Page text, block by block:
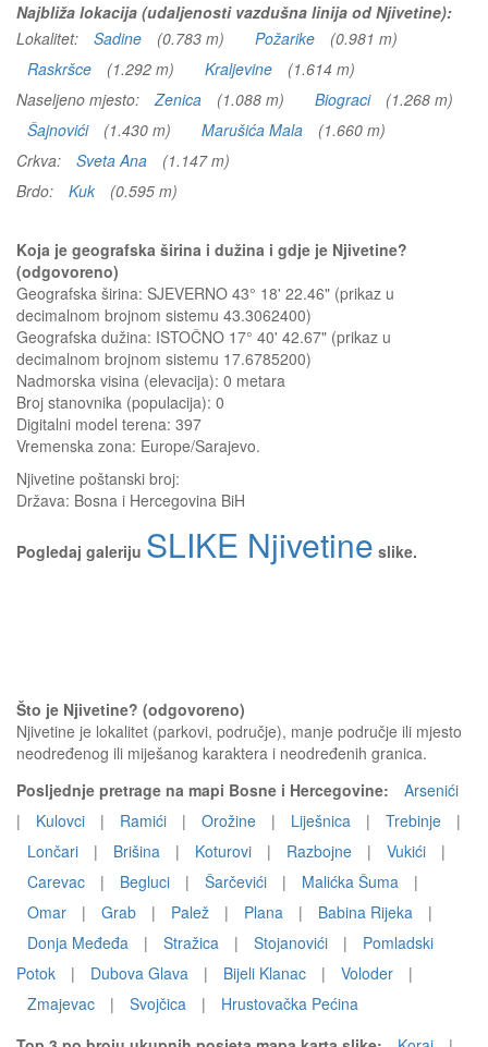
Najbliža lokacija (udaljenosti vazdušna linija od Njivetine):
Lokalitet:
Sadine (0.783 m) Požarike
(0.981 m)
Raskršce
(1.292 m) Kraljevine
(1.614 m)
Naseljeno mjesto:
Zenica (1.088 m) Biograci
(1.268 m)
Šajnovići
(1.430 m) Marušića Mala
(1.660 m)
Crkva:
Sveta Ana
(1.147 m)
Brdo:
Kuk (0.595 m)
Koja je geografska širina i dužina i gdje je Njivetine?
(odgovoreno)
Geografska širina: SJEVERNO 43° 18' 22.46" (prikaz u
decimalnom brojnom sistemu 43.3062400)
Geografska dužina: ISTOČNO 17° 40' 42.67" (prikaz u
decimalnom brojnom sistemu 17.6785200)
Nadmorska visina (elevacija): 0 metara
Broj stanovnika (populacija): 0
Digitalni model terena: 397
Vremenska zona: Europe/Sarajevo.
Njivetine poštanski broj:
Država: Bosna i Hercegovina BiH
Pogledaj galeriju SLIKE Njivetine slike.
Što je Njivetine? (odgovoreno)
Njivetine je lokalitet (parkovi, područje), manje područje ili mjesto
neodređenog ili miješanog karaktera i neodređenih granica.
Posljednje pretrage na mapi Bosne i Hercegovine:
Arsenići
|
Kulovci | Ramići | Orožine | Liješnica | Trebinje
|
Lončari
| Brišina | Koturovi | Razbojne | Vukići
|
Carevac
| Begluci | Šarčevići | Malićka Šuma
|
Omar
| Grab | Palež | Plana | Babina Rijeka
|
Donja Međeđa
| Stražica | Stojanovići |
Pomladski
Potok
| Dubova Glava | Bijeli Klanac | Voloder
|
Zmajevac
| Svojčica |
Hrustovačka Pećina